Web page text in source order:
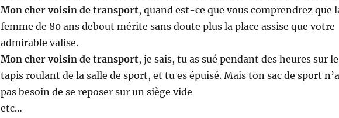
Mon cher voisin de transport, quand est-ce que vous comprendrez que
femme de 80 ans debout mérite sans doute plus la place assise que votre
admirable valise.
Mon cher voisin de transport, je sais, tu as sué pendant des heures sur le
tapis roulant de la salle de sport, et tu es épuisé. Mais ton sac de sport n’a
pas besoin de se reposer sur un siège vide
etc…